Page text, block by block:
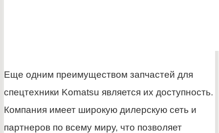
Еще одним преимуществом запчастей для
спецтехники Komatsu является их доступность.
Компания имеет широкую дилерскую сеть и
партнеров по всему миру, что позволяет